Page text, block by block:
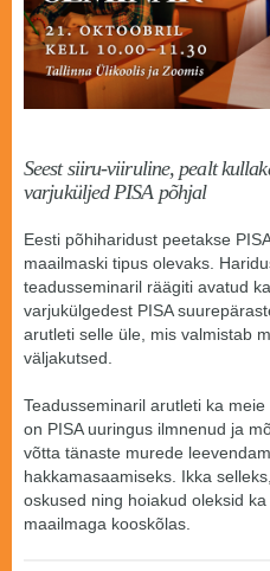
Seest siiru-viiruline, pealt
varjuküljed PISA põhjal
Eesti põhiharidust peetakse
maailmaski tipus olevaks.
teadusseminaril räägiti avatud
varjukülgedest PISA
arutleti selle üle, mis valmistab
väljakutsed.
Teadusseminaril arutleti ka
on PISA uuringus ilmnenud ja
võtta tänaste murede
hakkamasaamiseks. Ikka
oskused ning hoiakud oleksid
maailmaga kooskõlas.